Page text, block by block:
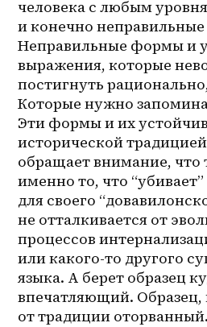
человека с любым
и конечно
Неправильные формы и
выражения, которые
постигнуть
Которые нужно
Эти формы и их
исторической
обращает внимание, что
именно то, что
для своего
не отталкивается от
процессов
или какого-то другого
языка. А берет образец
впечатляющий.
от традиции оторванный.